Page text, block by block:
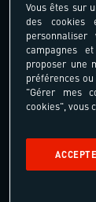
Les
Vous êtes sur
des cookies
campagnes
proposer une
préférences
"Gérer mes
cookies", vous